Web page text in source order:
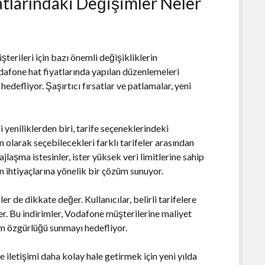
için bazı önemli değişikliklerin
hat fiyatlarında yapılan düzenlemeleri
Şaşırtıcı fırsatlar ve patlamalar, yeni
yeniliklerden biri, tarife seçeneklerindeki
olarak seçebilecekleri farklı tarifeler arasından
istesinler, ister yüksek veri limitlerine sahip
yönelik bir çözüm sunuyor.
de dikkate değer. Kullanıcılar, belirli tarifelere
Bu indirimler, Vodafone müşterilerine maliyet
özgürlüğü sunmayı hedefliyor.
iletişimi daha kolay hale getirmek için yeni yılda